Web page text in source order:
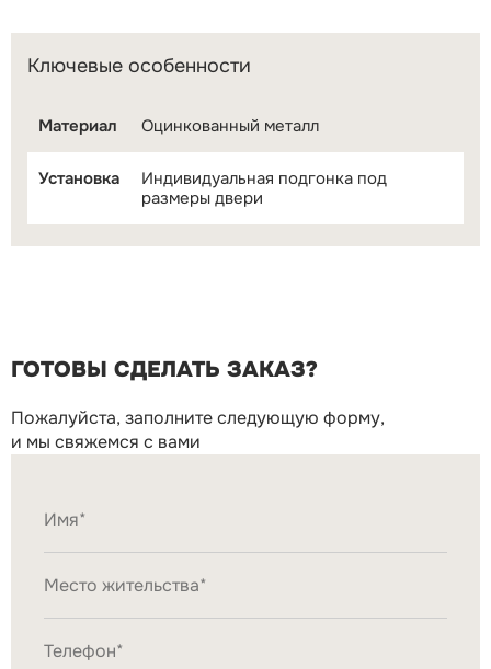
Ключевые особенности
Материал Оцинкованный металл
Установка
Индивидуальная подгонка под
размеры двери
ГОТОВЫ СДЕЛАТЬ ЗАКАЗ?
Пожалуйста, заполните следующую форму,
и мы свяжемся с вами